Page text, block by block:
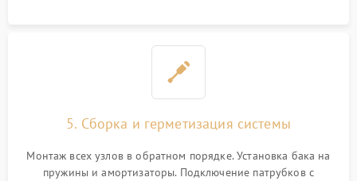
5. Сборка и герметизация системы
Монтаж всех узлов в обратном порядке. Установка бака на
пружины и амортизаторы. Подключение патрубков с